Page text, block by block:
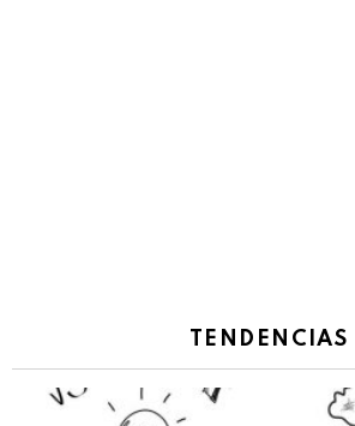
TENDENCIAS